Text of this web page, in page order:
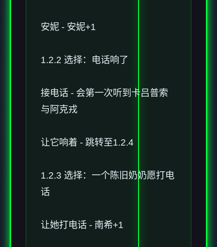
安妮 - 安妮+1
1.2.2 选择：电话响了
接电话 - 会第一次听到卡吕普索
与阿克戎
让它响着 - 跳转至1.2.4
1.2.3 选择：一个陈旧奶奶愿打电
话
让她打电话 - 南希+1